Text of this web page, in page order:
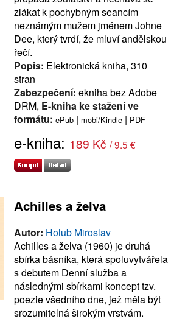
zlákat k pochybným seancím
neznámým mužem jménem Johne
Dee, který tvrdí, že mluví andělskou
řečí.
Popis: Elektronická kniha, 310
stran
Zabezpečení: ekniha bez Adobe
DRM, E-kniha ke stažení ve
formátu: ePub | mobi/Kindle | PDF
e-kniha: 189 Kč / 9.5 €
Achilles a želva
Autor: Holub Miroslav
Achilles a želva (1960) je druhá
sbírka básníka, která spoluvytvářela
s debutem Denní služba a
následnými sbírkami koncept tzv.
poezie všedního dne, jež měla být
srozumitelná širokým vrstvám.